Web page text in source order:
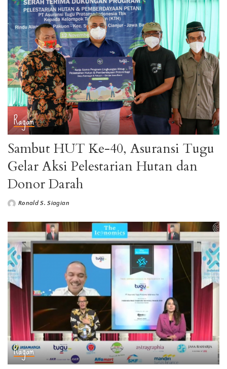
Ragam
Sambut HUT Ke-40, Asuransi Tugu
Gelar Aksi Pelestarian Hutan dan
Donor Darah
Ronald S. Siagian
Ragam